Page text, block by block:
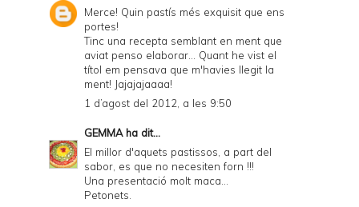
D
F
Merce! Quin pastís més exquisit que ens
portes!
Tinc una recepta semblant en ment que
aviat penso elaborar... Quant he vist el
títol em pensava que m'havies llegit la
ment! Jajajajaaaa!
1 d’agost del 2012, a les 9:50
GEMMAha dit...
El millor d'aquets pastissos, a part del
sabor, es que no necesiten forn !!!
Una presentació molt maca...
Petonets.